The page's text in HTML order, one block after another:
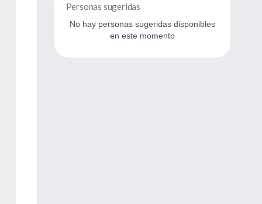
Personas sugeridas
No hay personas sugeridas disponibles
en este momento